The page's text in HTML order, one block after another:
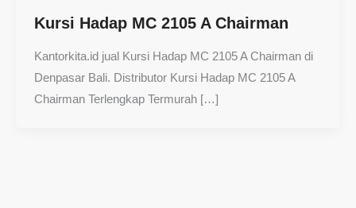
Kursi Hadap MC 2105 A Chairman
Kantorkita.id jual Kursi Hadap MC 2105 A Chairman di
Denpasar Bali. Distributor Kursi Hadap MC 2105 A
Chairman Terlengkap Termurah […]